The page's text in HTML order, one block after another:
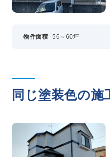
物件面積 56～60坪
同じ塗装色の施